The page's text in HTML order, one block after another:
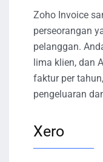
Zoho Invoice
perseorangan
pelanggan.
lima klien, dan
faktur per
pengeluaran
Xero